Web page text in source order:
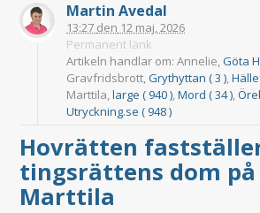
Martin Avedal
13:27 den 12 maj, 2026
Permanent länk
Artikeln handlar om: Annelie,Göta
Gravfridsbrott,Grythyttan ( 3 ),
Marttila,large ( 940 ),Mord ( 34 ),
Utryckning.se ( 948 )
Hovrätten
tingsrättens dom på
Marttila